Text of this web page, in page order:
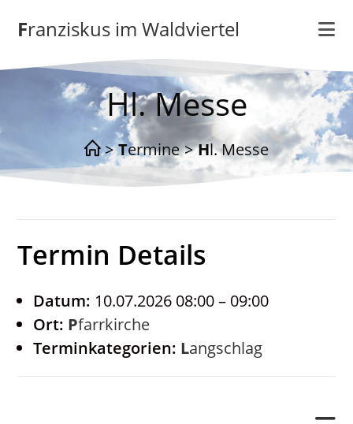
Inhalt
springenFranziskus im Waldviertel
Hl. Messe
> Termine > Hl. Messe
Termin Details
Datum: 10.07.2026 08:00– 09:00
Ort:
Pfarrkirche
Terminkategorien:
Langschlag